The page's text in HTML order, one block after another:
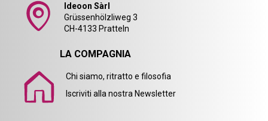
Ideoon Sàrl
Grüssenhölzliweg 3
CH-4133 Pratteln
LA COMPAGNIA
Chi siamo, ritratto e filosofia
Iscriviti alla nostra Newsletter